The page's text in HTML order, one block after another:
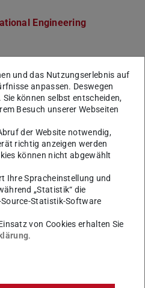
Engineering
&
und das Nutzungserlebnis auf
anpassen. Deswegen
können selbst entscheiden,
Besuch unserer Webseiten
der Website notwendig,
richtig anzeigen werden
können nicht abgewählt
Ihre Spracheinstellung und
„Statistik“ die
Statistik-Software
von Cookies erhalten Sie
.